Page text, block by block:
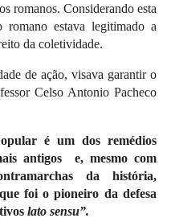
romanos. Considerando esta
romano estava legitimado a
da coletividade.
de ação, visava garantir o
Celso Antonio Pacheco
é um dos remédios
antigos
e, mesmo com
da história,
foi o pioneiro da defesa
lato sensu”.